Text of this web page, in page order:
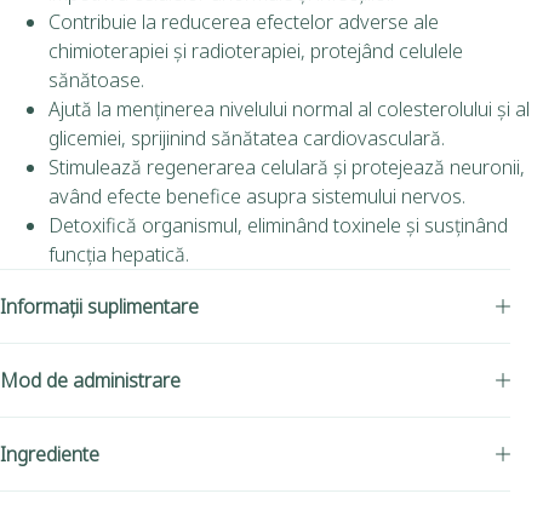
Contribuie la reducerea efectelor adverse ale
chimioterapiei și radioterapiei, protejând celulele
sănătoase.
Ajută la menținerea nivelului normal al colesterolului și al
glicemiei, sprijinind sănătatea cardiovasculară.
Stimulează regenerarea celulară și protejează neuronii,
având efecte benefice asupra sistemului nervos.
Detoxifică organismul, eliminând toxinele și susținând
funcția hepatică.
Informații suplimentare
Mod de administrare
Ingrediente